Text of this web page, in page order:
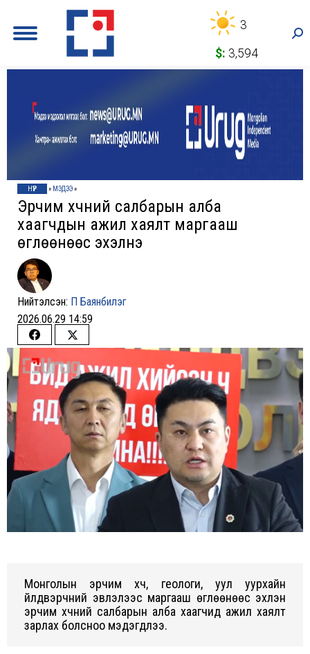
3
$: 3,594
НҮҮР » МЭДЭЭ»
Эрчим хүчний салбарын алба
хаагчдын ажил хаялт маргааш
өглөөнөөс эхэлнэ
Нийтэлсэн: П Баянбилэг
2026.06.29 14:59
Share
on
Facebook
Share
on
Twitter
Монголын эрчим хүч, геологи, уул уурхайн
үйлдвэрчний эвлэлээс маргааш өглөөнөөс эхлэн
эрчим хүчний салбарын алба хаагчид ажил хаялт
зарлах болсноо мэдэгдлээ.